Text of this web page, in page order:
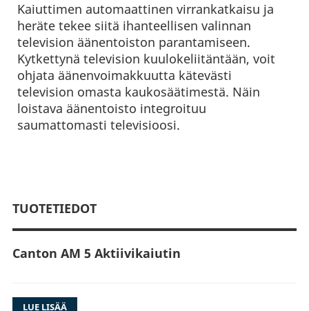
Kaiuttimen automaattinen virrankatkaisu ja
heräte tekee siitä ihanteellisen valinnan
television äänentoiston parantamiseen.
Kytkettynä television kuulokeliitäntään, voit
ohjata äänenvoimakkuutta kätevästi
television omasta kaukosäätimestä. Näin
loistava äänentoisto integroituu
saumattomasti televisioosi.
TUOTETIEDOT
Canton AM 5 Aktiivikaiutin
Ammattitason studiomonitori
LUE LISÄÄ